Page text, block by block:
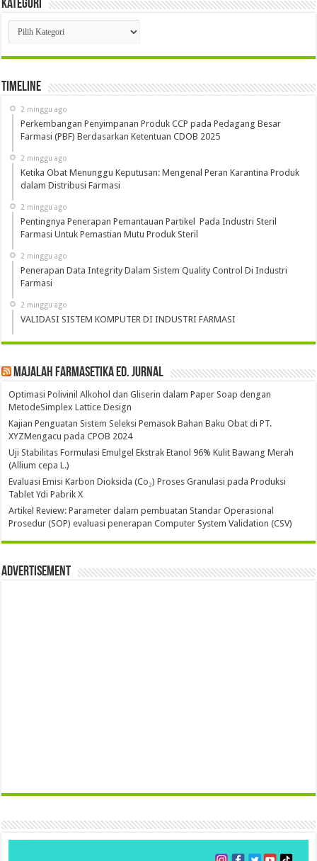
Kategori
Kategori
Timeline
2 minggu ago
Perkembangan Penyimpanan Produk CCP pada Pedagang Besar
Farmasi (PBF) Berdasarkan Ketentuan CDOB 2025
2 minggu ago
Ketika Obat Menunggu Keputusan: Mengenal Peran Karantina Produk
dalam Distribusi Farmasi
2 minggu ago
Pentingnya Penerapan Pemantauan Partikel Pada Industri Steril
Farmasi Untuk Pemastian Mutu Produk Steril
2 minggu ago
Penerapan Data Integrity Dalam Sistem Quality Control Di Industri
Farmasi
2 minggu ago
VALIDASI SISTEM KOMPUTER DI INDUSTRI FARMASI
Majalah Farmasetika Ed. Jurnal
Optimasi Polivinil Alkohol dan Gliserin dalam Paper Soap dengan
MetodeSimplex Lattice Design
Kajian Penguatan Sistem Seleksi Pemasok Bahan Baku Obat di PT.
XYZMengacu pada CPOB 2024
Uji Stabilitas Formulasi Emulgel Ekstrak Etanol 96% Kulit Bawang Merah
(Allium cepa L.)
Evaluasi Emisi Karbon Dioksida (Co₂) Proses Granulasi pada Produksi
Tablet Ydi Pabrik X
Artikel Review: Parameter dalam pembuatan Standar Operasional
Prosedur (SOP) evaluasi penerapan Computer System Validation (CSV)
Advertisement